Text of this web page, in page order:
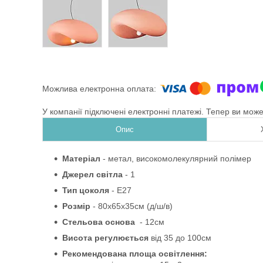
У компанії підключені електронні платежі. Тепер ви
Опис
Матеріал - метал, високомолекулярний полімер
Джерел світла - 1
Тип цоколя - Е27
Розмір - 80х65х35см (д/ш/в)
Стельова основа - 12см
Висота регулюється від 35 до 100см
Рекомендована площа освітлення: